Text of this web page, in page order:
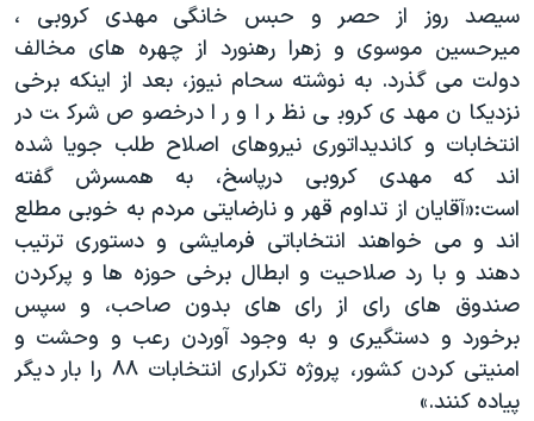
سیصد روز از حصر و حبس خانگی مهدی کروبی ،
میرحسین موسوی و زهرا رهنورد از چهره های مخالف
دولت می گذرد. به نوشته سحام نیوز، بعد از اینکه برخی
نزدیکان مهدی کروبی نظر او را درخصوص شرکت در
انتخابات و کاندیداتوری نیروهای اصلاح طلب جویا شده
اند که مهدی کروبی درپاسخ، به همسرش گفته
است:«آقایان از تداوم قهر و نارضایتی مردم به خوبی مطلع
اند و می خواهند انتخاباتی فرمایشی و دستوری ترتیب
دهند و با رد صلاحیت و ابطال برخی حوزه ها و پرکردن
صندوق های رای از رای های بدون صاحب، و سپس
برخورد و دستگیری و به وجود آوردن رعب و وحشت و
امنیتی کردن کشور، پروژه تکراری انتخابات ۸۸ را بار دیگر
پیاده کنند.»